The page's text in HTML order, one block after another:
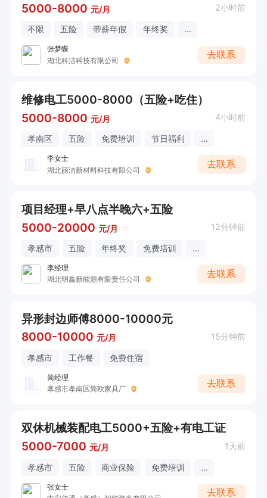
5000-8000 元/月 2小时前
不限 五险 带薪年假 年终奖 ...
张梦蝶
湖北科洁科技有限公司
去联系
维修电工5000-8000（五险+吃住）
5000-8000 元/月 4小时前
孝南区 五险 免费培训 节日福利 ...
李女士
湖北丽洁新材料科技有限公司
去联系
项目经理+早八点半晚六+五险
5000-20000 元/月 12分钟前
孝感市 五险 年终奖 免费培训 ...
李经理
湖北明鑫新能源有限责任公司
去联系
异形封边师傅8000-10000元
8000-10000 元/月 15分钟前
孝感市 工作餐 免费住宿
简经理
孝感市孝南区简欧家具厂
去联系
双休机械装配电工5000+五险+有电工证
5000-7000 元/月 1天前
孝感市 五险 商业保险 免费培训 ...
张女士
去联系